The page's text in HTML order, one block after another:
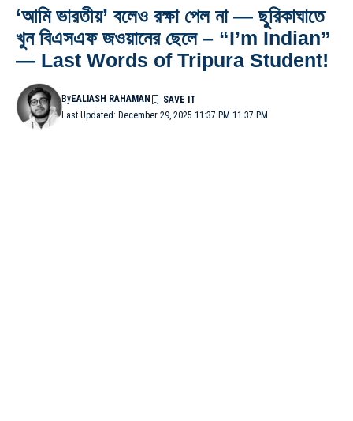
‘আমি ভারতীয়’ বলেও রক্ষা পেল না — ছুরিকাঘাতে
খুন বিএসএফ জওয়ানের ছেলে – “I’m Indian”
— Last Words of Tripura Student!
Last Updated: December 29, 2025 11:37 PM 11:37 PM
ByEALIASH RAHAMAN